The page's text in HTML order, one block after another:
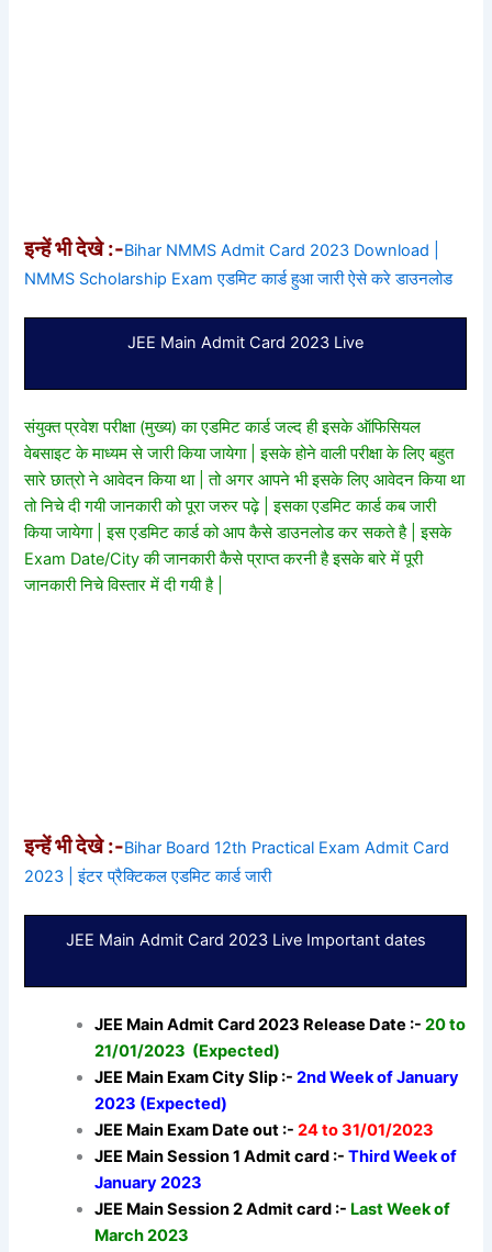
इन्हें भी देखे :-Bihar NMMS Admit Card 2023 Download |
NMMS Scholarship Exam एडमिट कार्ड हुआ जारी ऐसे करे डाउनलोड
JEE Main Admit Card 2023 Live
संयुक्त प्रवेश परीक्षा (मुख्य) का एडमिट कार्ड जल्द ही इसके ऑफिसियल
वेबसाइट के माध्यम से जारी किया जायेगा | इसके होने वाली परीक्षा के लिए बहुत
सारे छात्रो ने आवेदन किया था | तो अगर आपने भी इसके लिए आवेदन किया था
तो निचे दी गयी जानकारी को पूरा जरुर पढ़े | इसका एडमिट कार्ड कब जारी
किया जायेगा | इस एडमिट कार्ड को आप कैसे डाउनलोड कर सकते है | इसके
Exam Date/City की जानकारी कैसे प्राप्त करनी है इसके बारे में पूरी
जानकारी निचे विस्तार में दी गयी है |
इन्हें भी देखे :-Bihar Board 12th Practical Exam Admit Card
2023 | इंटर प्रैक्टिकल एडमिट कार्ड जारी
JEE Main Admit Card 2023 Live Important dates
JEE Main Admit Card 2023 Release Date :-20 to
21/01/2023 (Expected)
JEE Main Exam City Slip :-2nd Week of January
2023 (Expected)
JEE Main Exam Date out :- 24 to 31/01/2023
JEE Main Session 1 Admit card :-Third Week of
January 2023
JEE Main Session 2 Admit card :- Last Week of
March 2023